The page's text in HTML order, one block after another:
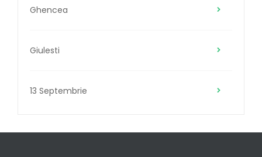
Ghencea
Giulesti
13 Septembrie